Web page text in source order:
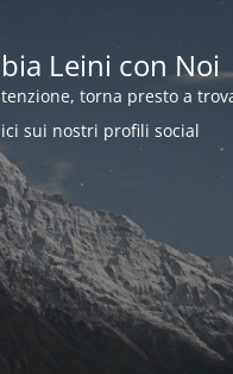
Leini con Noi
torna presto a
sui nostri profili social